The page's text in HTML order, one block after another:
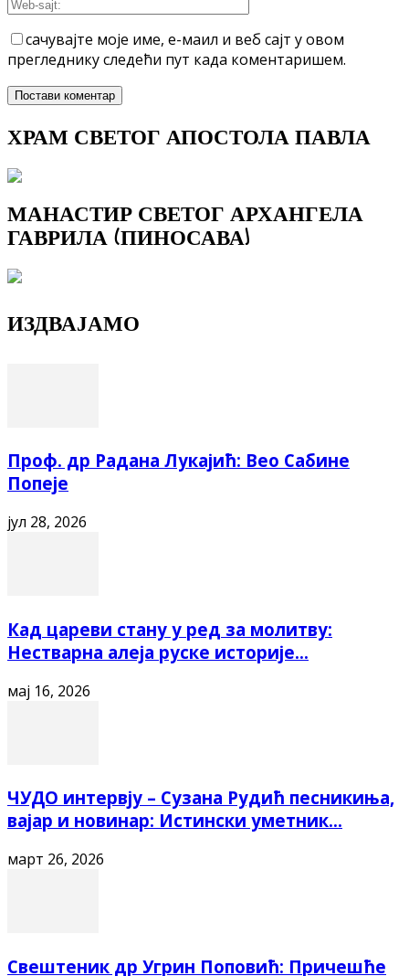
сачувајте моје име, е-маил и веб сајт у овом
прегледнику следећи пут када коментаришем.
ХРАМ СВЕТОГ АПОСТОЛА ПАВЛА
МАНАСТИР СВЕТОГ АРХАНГЕЛА
ГАВРИЛА (ПИНОСАВА)
ИЗДВАЈАМО
Проф. др Радана Лукајић: Вео Сабине
Попеје
јул 28, 2026
Кад цареви стану у ред за молитву:
Нестварна алеја руске историје...
мај 16, 2026
ЧУДО интервју – Сузана Рудић песникиња,
вајар и новинар: Истински уметник...
март 26, 2026
Свештеник др Угрин Поповић: Причешће